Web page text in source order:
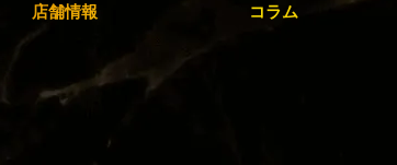
店舗情報 コラム